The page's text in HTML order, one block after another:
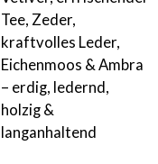
Tee, Zeder,
kraftvolles Leder,
Eichenmoos & Ambra
– erdig, ledernd,
holzig &
langanhaltend